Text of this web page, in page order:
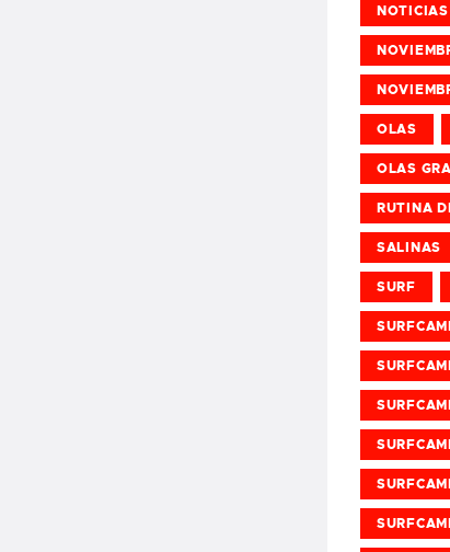
NOTICIAS
OLAS
OLAS
RUTINA
SALINAS
SURF